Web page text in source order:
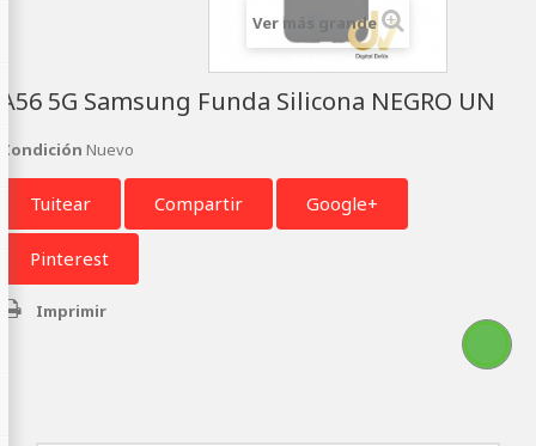
Ver más grande
A56 5G Samsung Funda Silicona NEGRO UN
Condición Nuevo
Tuitear Compartir Google+
Pinterest
Imprimir